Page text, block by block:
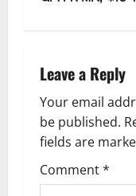
a
i
g
a
t
Leave a Reply
Your email
be published.
fields are
Comment*